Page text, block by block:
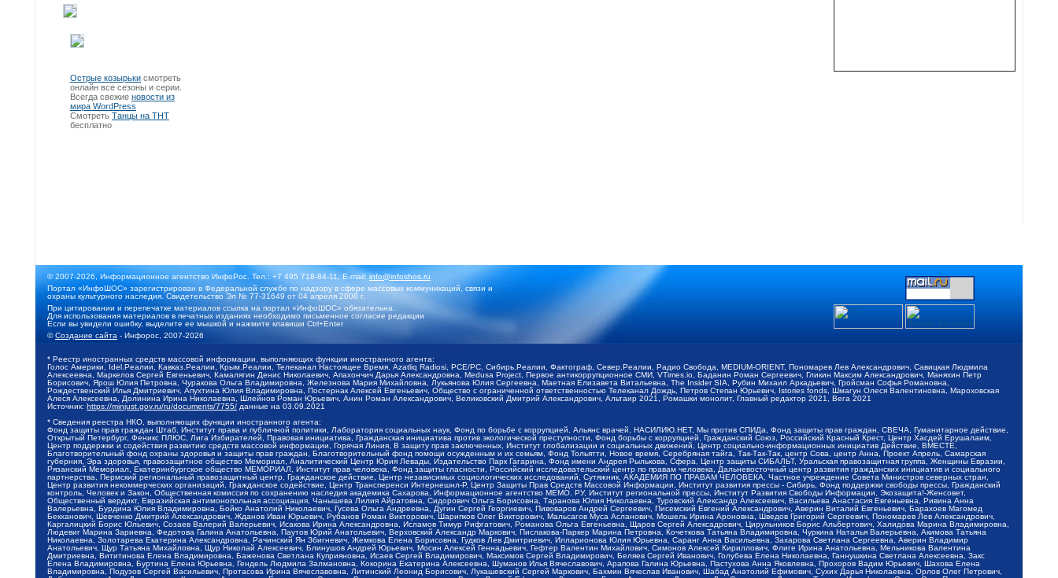
Острые козырьки смотреть
онлайн все сезоны и серии.
Всегда свежие новости из
мира WordPress
Смотреть Танцы на ТНТ
бесплатно
© 2007-2026, Информационное агентство ИнфоРос. Тел.: +7 495 718-84-11, E-mail:info@infoshos.ru
Портал «ИнфоШОС» зарегистрирован в Федеральной службе по надзору в сфере массовых коммуникаций, связи и
охраны культурного наследия. Свидетельство Эл № 77-31649 от 04 апреля 2008 г.
При цитировании и перепечатке материалов ссылка на портал «ИнфоШОС» обязательна.
Для использования материалов в печатных изданиях необходимо письменное согласие редакции
Если вы увидели ошибку, выделите ее мышкой и нажмите клавиши Ctrl+Enter
©Создание сайта - Инфорос, 2007-2026
* Реестр иностранных средств массовой информации, выполняющих функции иностранного агента:
Голос Америки, Idel.Реалии, Кавказ.Реалии, Крым.Реалии, Телеканал Настоящее Время, Azatliq Radiosi, PCE/PC, Сибирь.Реалии, Фактограф, Север.Реалии, Радио Свобода, MEDIUM-ORIENT, Пономарев Лев Александрович, Савицкая Людмила
Алексеевна, Маркелов Сергей Евгеньевич, Камалягин Денис Николаевич, Апахончич Дарья Александровна, Medusa Project, Первое антикоррупционное СМИ, VTimes.io, Баданин Роман Сергеевич, Гликин Максим Александрович, Маняхин Петр
Борисович, Ярош Юлия Петровна, Чуракова Ольга Владимировна, Железнова Мария Михайловна, Лукьянова Юлия Сергеевна, Маетная Елизавета Витальевна, The Insider SIA, Рубин Михаил Аркадьевич, Гройсман Софья Романовна,
Рождественский Илья Дмитриевич, Апухтина Юлия Владимировна, Постернак Алексей Евгеньевич, Общество с ограниченной ответственностью Телеканал Дождь, Петров Степан Юрьевич, Istories fonds, Шмагун Олеся Валентиновна, Мароховская
Алеся Алексеевна, Долинина Ирина Николаевна, Шлейнов Роман Юрьевич, Анин Роман Александрович, Великовский Дмитрий Александрович, Альтаир 2021, Ромашки монолит, Главный редактор 2021, Вега 2021
Источник: https://minjust.gov.ru/ru/documents/7755/ данные на 03.09.2021
* Сведения реестра НКО, выполняющих функции иностранного агента:
Фонд защиты прав граждан Штаб, Институт права и публичной политики, Лаборатория социальных наук, Фонд по борьбе с коррупцией, Альянс врачей, НАСИЛИЮ.НЕТ, Мы против СПИДа, Фонд защиты прав граждан, СВЕЧА, Гуманитарное действие,
Открытый Петербург, Феникс ПЛЮС, Лига Избирателей, Правовая инициатива, Гражданская инициатива против экологической преступности, Фонд борьбы с коррупцией, Гражданский Союз, Российский Красный Крест, Центр Хасдей Ерушалаим,
Центр поддержки и содействия развитию средств массовой информации, Горячая Линия, В защиту прав заключенных, Институт глобализации и социальных движений, Центр социально-информационных инициатив Действие, ВМЕСТЕ,
Благотворительный фонд охраны здоровья и защиты прав граждан, Благотворительный фонд помощи осужденным и их семьям, Фонд Тольятти, Новое время, Серебряная тайга, Так-Так-Так, центр Сова, центр Анна, Проект Апрель, Самарская
губерния, Эра здоровья, правозащитное общество Мемориал, Аналитический Центр Юрия Левады, Издательство Парк Гагарина, Фонд имени Андрея Рылькова, Сфера, Центр защиты СИБАЛЬТ, Уральская правозащитная группа, Женщины Евразии,
Рязанский Мемориал, Екатеринбургское общество МЕМОРИАЛ, Институт прав человека, Фонд защиты гласности, Российский исследовательский центр по правам человека, Дальневосточный центр развития гражданских инициатив и социального
партнерства, Пермский региональный правозащитный центр, Гражданское действие, Центр независимых социологических исследований, Сутяжник, АКАДЕМИЯ ПО ПРАВАМ ЧЕЛОВЕКА, Частное учреждение Совета Министров северных стран,
Центр развития некоммерческих организаций, Гражданское содействие, Центр Трансперенси Интернешнл-Р, Центр Защиты Прав Средств Массовой Информации, Институт развития прессы - Сибирь, Фонд поддержки свободы прессы, Гражданский
контроль, Человек и Закон, Общественная комиссия по сохранению наследия академика Сахарова, Информационное агентство МЕМО. РУ, Институт региональной прессы, Институт Развития Свободы Информации, Экозащита!-Женсовет,
Общественный вердикт, Евразийская антимонопольная ассоциация, Чанышева Лилия Айратовна, Сидорович Ольга Борисовна, Таранова Юлия Николаевна, Туровский Александр Алексеевич, Васильева Анастасия Евгеньевна, Ривина Анна
Валерьевна, Бурдина Юлия Владимировна, Бойко Анатолий Николаевич, Гусева Ольга Андреевна, Дугин Сергей Георгиевич, Пивоваров Андрей Сергеевич, Писемский Евгений Александрович, Аверин Виталий Евгеньевич, Барахоев Магомед
Бекханович, Шевченко Дмитрий Александрович, Жданов Иван Юрьевич, Рубанов Роман Викторович, Шарипков Олег Викторович, Мальсагов Муса Асланович, Мошель Ирина Ароновна, Шведов Григорий Сергеевич, Пономарев Лев Александрович,
Каргалицкий Борис Юльевич, Созаев Валерий Валерьевич, Исакова Ирина Александровна, Исламов Тимур Рифгатович, Романова Ольга Евгеньевна, Щаров Сергей Алексадрович, Цирульников Борис Альбертович, Халидова Марина Владимировна,
Людевиг Марина Зариевна, Федотова Галина Анатольевна, Паутов Юрий Анатольевич, Верховский Александр Маркович, Пислакова-Паркер Марина Петровна, Кочеткова Татьяна Владимировна, Чуркина Наталья Валерьевна, Акимова Татьяна
Николаевна, Золотарева Екатерина Александровна, Рачинский Ян Збигневич, Жемкова Елена Борисовна, Гудков Лев Дмитриевич, Илларионова Юлия Юрьевна, Саранг Анна Васильевна, Захарова Светлана Сергеевна, Аверин Владимир
Анатольевич, Щур Татьяна Михайловна, Щур Николай Алексеевич, Блинушов Андрей Юрьевич, Мосин Алексей Геннадьевич, Гефтер Валентин Михайлович, Симонов Алексей Кириллович, Флиге Ирина Анатольевна, Мельникова Валентина
Дмитриевна, Вититинова Елена Владимировна, Баженова Светлана Куприяновна, Исаев Сергей Владимирович, Максимов Сергей Владимирович, Беляев Сергей Иванович, Голубева Елена Николаевна, Ганнушкина Светлана Алексеевна, Закс
Елена Владимировна, Буртина Елена Юрьевна, Гендель Людмила Залмановна, Кокорина Екатерина Алексеевна, Шуманов Илья Вячеславович, Арапова Галина Юрьевна, Пастухова Анна Яковлевна, Прохоров Вадим Юрьевич, Шахова Елена
Владимировна, Подузов Сергей Васильевич, Протасова Ирина Вячеславовна, Литинский Леонид Борисович, Лукашевский Сергей Маркович, Бахмин Вячеслав Иванович, Шабад Анатолий Ефимович, Сухих Дарья Николаевна, Орлов Олег Петрович,